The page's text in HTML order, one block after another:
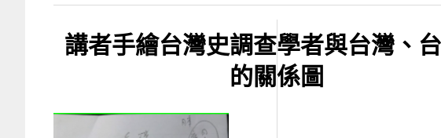
講者手繪台灣史調查學者與台灣、
的關係圖